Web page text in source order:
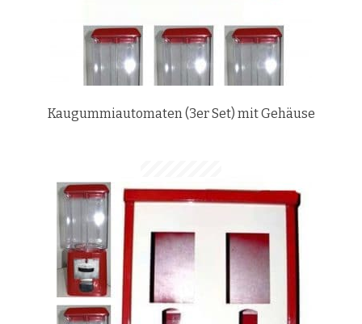
Kaugummiautomaten (3er Set) mit Gehäuse